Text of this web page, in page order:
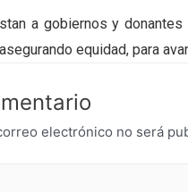
a gobiernos y
equidad, para
electrónico no será